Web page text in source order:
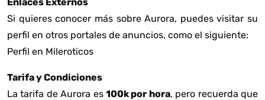
Si quieres conocer más sobre Aurora, puedes visitar su
perfil en otros portales de anuncios, como el siguiente:
Perfil en Mileroticos
Tarifa y Condiciones
La tarifa de Aurora es 100k por hora, pero recuerda que